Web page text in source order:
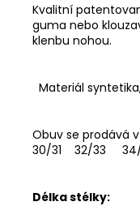
Kvalitní
guma nebo
klenbu nohou.
Materiál
Obuv se
30/31 32/33
Délka stélky: